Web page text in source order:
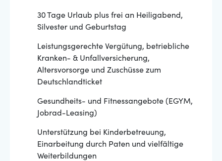
30 Tage Urlaub plus frei an Heiligabend,
Silvester und Geburtstag
Leistungsgerechte Vergütung, betriebliche
Kranken- & Unfallversicherung,
Altersvorsorge und Zuschüsse zum
Deutschlandticket
Gesundheits- und Fitnessangebote (EGYM,
Jobrad-Leasing)
Unterstützung bei Kinderbetreuung,
Einarbeitung durch Paten und vielfältige
Weiterbildungen